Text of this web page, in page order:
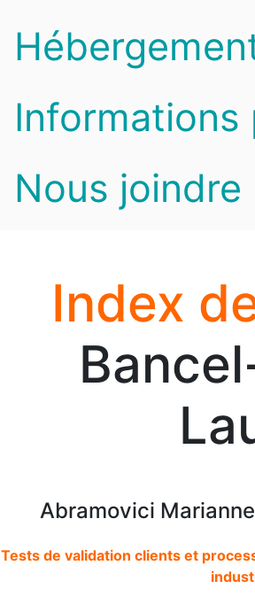
Informations
Nous joindre
Index
Abramovici
Tests de validation clients et